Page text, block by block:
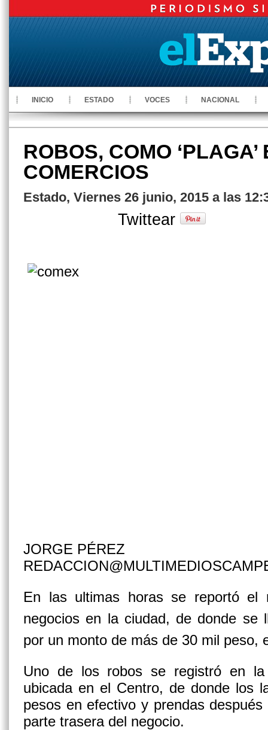
INICIO ESTADO VOCES NACIONAL
ROBOS, COMO ‘PLAGA’
COMERCIOS
Estado, Viernes 26 junio, 2015 a las
Twittear
JORGE PÉREZ
En las ultimas horas se reportó el
negocios en la ciudad, de donde se
por un monto de más de 30 mil peso,
Uno de los robos se registró en
ubicada en el Centro, de donde los
pesos en efectivo y prendas
parte trasera del negocio.